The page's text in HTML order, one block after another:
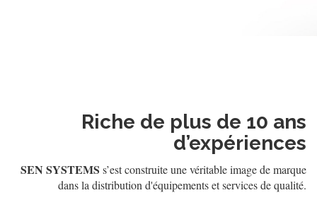
Riche de plus de 10 ans
d’expériences
SEN SYSTEMS s’est construite une véritable image de marque
dans la distribution d'équipements et services de qualité.